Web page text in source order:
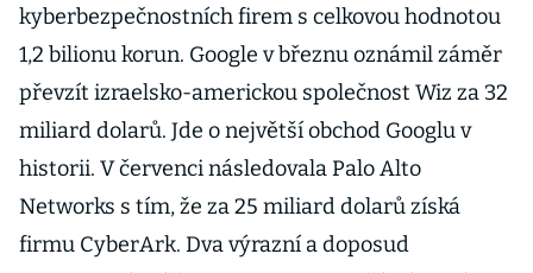
kyberbezpečnostních firem s celkovou hodnotou
1,2 bilionu korun. Google v březnu oznámil záměr
převzít izraelsko-americkou společnost Wiz za 32
miliard dolarů. Jde o největší obchod Googlu v
historii. V červenci následovala Palo Alto
Networks s tím, že za 25 miliard dolarů získá
firmu CyberArk. Dva výrazní a doposud